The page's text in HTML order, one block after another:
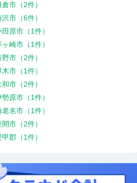
倉市（2件）
沢市（6件）
田原市（1件）
ヶ崎市（1件）
野市（2件）
木市（1件）
和市（2件）
勢原市（1件）
老名市（1件）
間市（2件）
甲郡（1件）